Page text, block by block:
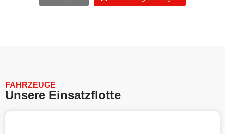
FAHRZEUGE
Unsere Einsatzflotte